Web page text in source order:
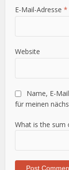
E-Mail-Adresse*
Website
Name, E-
für meinen
What is the sum